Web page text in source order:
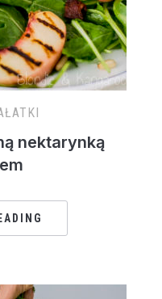
nektarynką